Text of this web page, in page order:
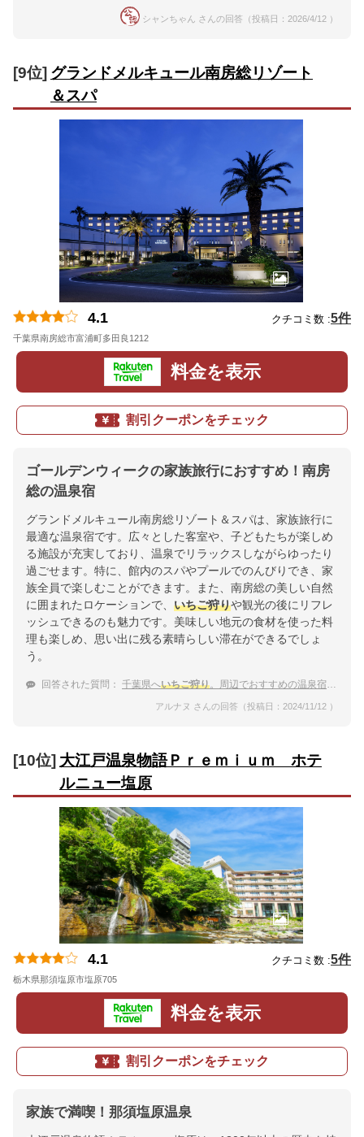
シャンちゃん さんの回答（投稿日：2026/4/12 ）
[9位] グランドメルキュール南房総リゾート
＆スパ
4.1 クチコミ数 :5件
千葉県南房総市富浦町多田良1212
料金を表示
割引クーポンをチェック
ゴールデンウィークの家族旅行におすすめ！南房
総の温泉宿
グランドメルキュール南房総リゾート＆スパは、家族旅行に
最適な温泉宿です。広々とした客室や、子どもたちが楽しめ
る施設が充実しており、温泉でリラックスしながらゆったり
過ごせます。特に、館内のスパやプールでのんびりでき、家
族全員で楽しむことができます。また、南房総の美しい自然
に囲まれたロケーションで、 いちご狩りや観光の後にリフレ
ッシュできるのも魅力です。美味しい地元の食材を使った料
理も楽しめ、思い出に残る素晴らしい滞在ができるでしょ
う。
回答された質問： 千葉県へいちご狩り 。周辺でおすすめの温泉宿を教えて
アルナヌ さんの回答（投稿日：2024/11/12 ）
[10位] 大江戸温泉物語Ｐｒｅｍｉｕｍ ホテ
ルニュー塩原
4.1 クチコミ数 :5件
栃木県那須塩原市塩原705
料金を表示
割引クーポンをチェック
家族で満喫！那須塩原温泉